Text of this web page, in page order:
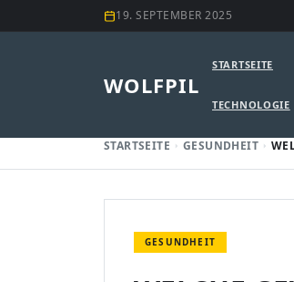
19. SEPTEMBER 2025
WOLFPIL
STARTSEITE
TECHNOLOGIE
STARTSEITE GESUNDHEIT
GESUNDHEIT